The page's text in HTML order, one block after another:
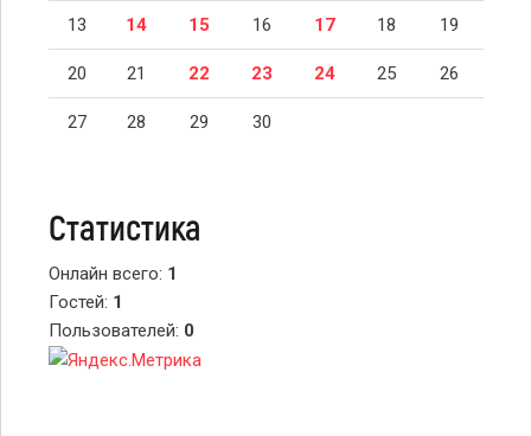
13 14 15 16 17 18 19
20 21 22 23 24 25 26
27 28 29 30
Статистика
Онлайн всего: 1
Гостей: 1
Пользователей: 0